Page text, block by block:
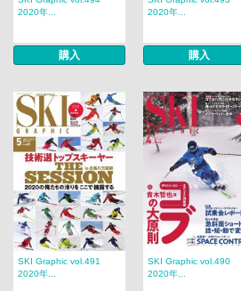
2020年...
購入
2020年...
購入
SKI Graphic vol.491
2020年...
SKI Graphic vol.490
2020年...